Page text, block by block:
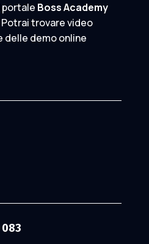
portale Boss Academy
trovare video
demo online
083